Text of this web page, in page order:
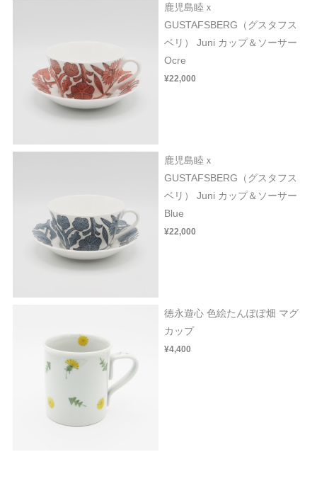
鹿児島睦ｘ
GUSTAFSBERG（グスタフス
ベリ） Juni カップ＆ソーサー
Ocre
¥22,000
鹿児島睦ｘ
GUSTAFSBERG（グスタフス
ベリ） Juni カップ＆ソーサー
Blue
¥22,000
徳永遊心 色絵たんぽぽ畑 マグ
カップ
¥4,400